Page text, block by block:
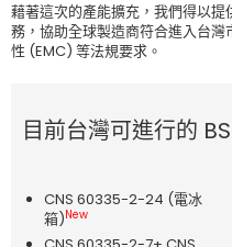
藉著這次的產能擴充，我們得以提
務，協助全球製造商符合進入台
性 (EMC) 等法規要求。
目前台灣可進行的
CNS 60335-2-24 (電冰
箱) New